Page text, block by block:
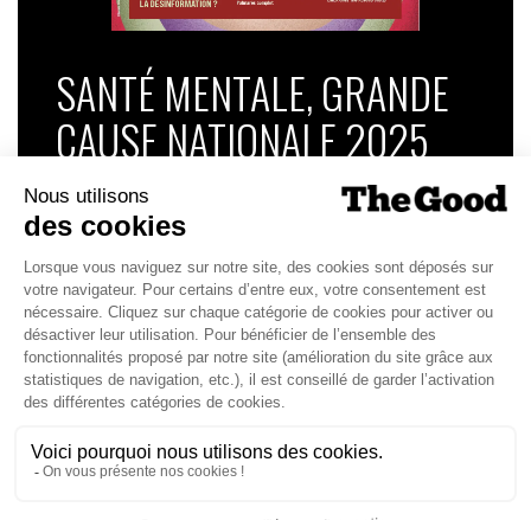
SANTÉ MENTALE, GRANDE
CAUSE NATIONALE 2025
Dans ce numéro, enquête : Comment les
médias luttent-ils contre la désinformation ? |
Palmarès complet du Grand Prix de la Good
Économie 2025 | La grande interview de Marc
Gomes, CEO France & Chief People Officer
EMEA chez The Adecco Group
J'ACHÈTE LE NUMÉRO